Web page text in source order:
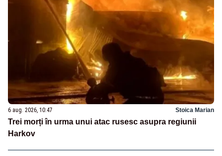
6 aug. 2026, 10:47 Stoica Marian
Trei morți în urma unui atac rusesc asupra regiunii
Harkov